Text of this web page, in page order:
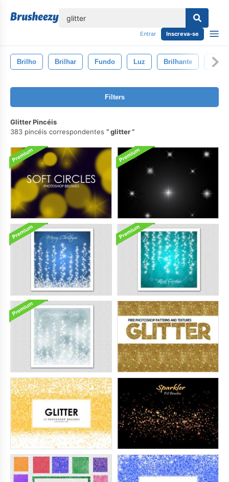
Entrar Inscreva-se
Brilho Brilhar Fundo Luz Brilhante
Filters
Glitter Pincéis
383 pincéis correspondentes
glitter